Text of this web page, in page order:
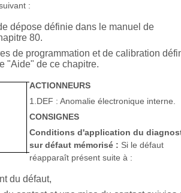
:
dépose définie dans le manuel de
80.
de programmation et de calibration
"Aide" de ce chapitre.
ACTIONNEURS
1.DEF : Anomalie électronique interne.
CONSIGNES
Conditions d'application du
sur défaut mémorisé : Si le défaut
réapparaît présent suite à :
du défaut,